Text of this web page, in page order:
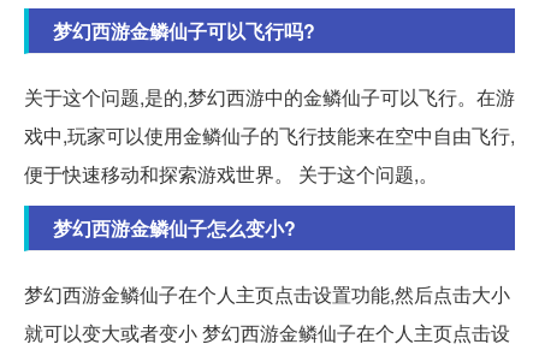
梦幻西游金鳞仙子可以飞行吗?
关于这个问题,是的,梦幻西游中的金鳞仙子可以飞行。在游
戏中,玩家可以使用金鳞仙子的飞行技能来在空中自由飞行,
便于快速移动和探索游戏世界。 关于这个问题,。
梦幻西游金鳞仙子怎么变小?
梦幻西游金鳞仙子在个人主页点击设置功能,然后点击大小
就可以变大或者变小 梦幻西游金鳞仙子在个人主页点击设